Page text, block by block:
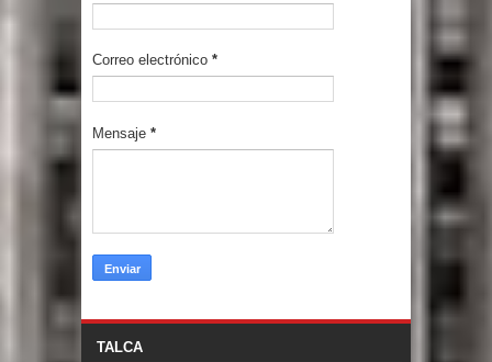
Correo electrónico *
Mensaje *
TALCA